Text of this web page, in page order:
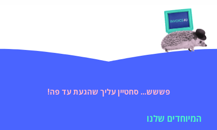
פששש... סחטיין עליך שהגעת עד פה!
המיוחדים שלנו